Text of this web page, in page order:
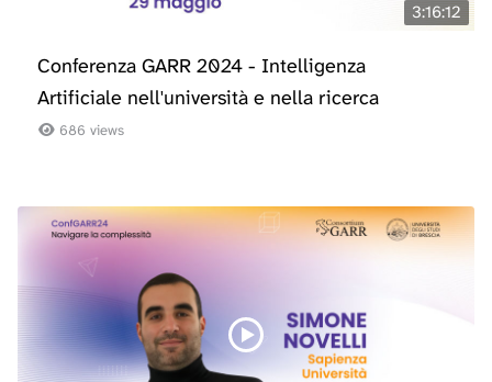
3:16:12
Conferenza GARR 2024 - Intelligenza
Artificiale nell'università e nella ricerca
686 views